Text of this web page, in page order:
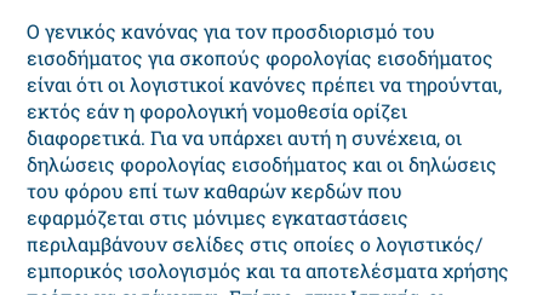
Ο γενικός κανόνας για τον προσδιορισμό του
εισοδήματος για σκοπούς φορολογίας εισοδήματος
είναι ότι οι λογιστικοί κανόνες πρέπει να τηρούνται,
εκτός εάν η φορολογική νομοθεσία ορίζει
διαφορετικά. Για να υπάρχει αυτή η συνέχεια, οι
δηλώσεις φορολογίας εισοδήματος και οι δηλώσεις
του φόρου επί των καθαρών κερδών που
εφαρμόζεται στις μόνιμες εγκαταστάσεις
περιλαμβάνουν σελίδες στις οποίες ο λογιστικός/
εμπορικός ισολογισμός και τα αποτελέσματα χρήσης